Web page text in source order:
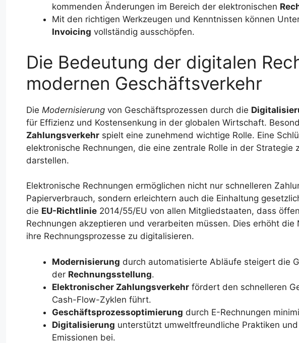
kommenden Änderungen im Bereich der elektronischen
Mit den richtigen Werkzeugen und Kenntnissen können
Invoicing vollständig ausschöpfen.
Die Bedeutung der digitalen
modernen Geschäftsverkehr
Die Modernisierung von Geschäftsprozessen durch die
für Effizienz und Kostensenkung in der globalen Wirtschaft.
Zahlungsverkehr spielt eine zunehmend wichtige Rolle. Eine
elektronische Rechnungen, die eine zentrale Rolle in der Strategie
darstellen.
Elektronische Rechnungen ermöglichen nicht nur schnelleren
Papierverbrauch, sondern erleichtern auch die Einhaltung
die EU-Richtlinie 2014/55/EU von allen Mitgliedstaaten, dass
Rechnungen akzeptieren und verarbeiten müssen. Dies erhöht
ihre Rechnungsprozesse zu digitalisieren.
Modernisierung durch automatisierte Abläufe steigert die
der Rechnungsstellung.
Elektronischer Zahlungsverkehr fördert den schnelleren
Cash-Flow-Zyklen führt.
Geschäftsprozessoptimierung durch E-Rechnungen
Digitalisierung unterstützt umweltfreundliche Praktiken
Emissionen bei.